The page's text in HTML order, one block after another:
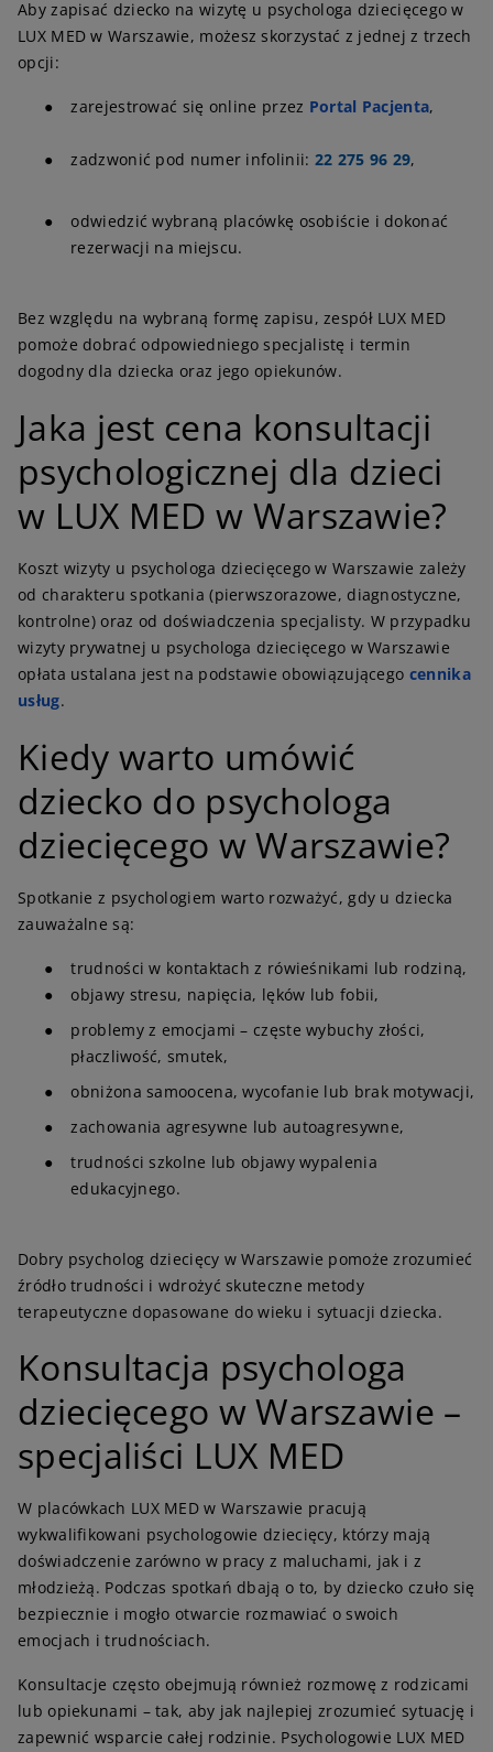
Aby zapisać dziecko na wizytę u psychologa dziecięcego w
LUX MED w Warszawie, możesz skorzystać z jednej z trzech
opcji:
● zarejestrować się online przez Portal Pacjenta,
● zadzwonić pod numer infolinii: 22 275 96 29,
●
odwiedzić wybraną placówkę osobiście i dokonać
rezerwacji na miejscu.
Bez względu na wybraną formę zapisu, zespół LUX MED
pomoże dobrać odpowiedniego specjalistę i termin
dogodny dla dziecka oraz jego opiekunów.
Jaka jest cena konsultacji
psychologicznej dla dzieci
w LUX MED w Warszawie?
Koszt wizyty u psychologa dziecięcego w Warszawie zależy
od charakteru spotkania (pierwszorazowe, diagnostyczne,
kontrolne) oraz od doświadczenia specjalisty. W przypadku
wizyty prywatnej u psychologa dziecięcego w Warszawie
opłata ustalana jest na podstawie obowiązującego cennika
usług.
Kiedy warto umówić
dziecko do psychologa
dziecięcego w Warszawie?
Spotkanie z psychologiem warto rozważyć, gdy u dziecka
zauważalne są:
●
trudności w kontaktach z rówieśnikami lub rodziną,
●
objawy stresu, napięcia, lęków lub fobii,
●
problemy z emocjami – częste wybuchy złości,
płaczliwość, smutek,
●
obniżona samoocena, wycofanie lub brak motywacji,
●
zachowania agresywne lub autoagresywne,
●
trudności szkolne lub objawy wypalenia
edukacyjnego.
Dobry psycholog dziecięcy w Warszawie pomoże zrozumieć
źródło trudności i wdrożyć skuteczne metody
terapeutyczne dopasowane do wieku i sytuacji dziecka.
Konsultacja psychologa
dziecięcego w Warszawie –
specjaliści LUX MED
W placówkach LUX MED w Warszawie pracują
wykwalifikowani psychologowie dziecięcy, którzy mają
doświadczenie zarówno w pracy z maluchami, jak i z
młodzieżą. Podczas spotkań dbają o to, by dziecko czuło się
bezpiecznie i mogło otwarcie rozmawiać o swoich
emocjach i trudnościach.
Konsultacje często obejmują również rozmowę z rodzicami
lub opiekunami – tak, aby jak najlepiej zrozumieć sytuację i
zapewnić wsparcie całej rodzinie. Psychologowie LUX MED